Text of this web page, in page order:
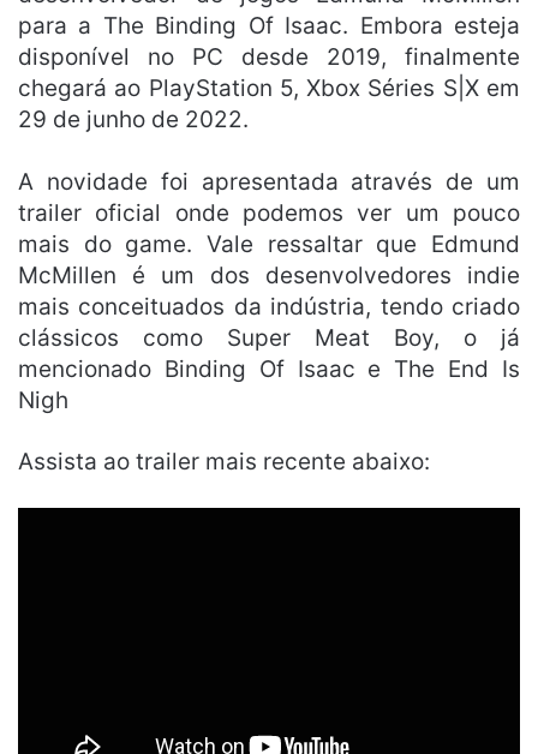
para a The Binding Of Isaac. Embora esteja
disponível no PC desde 2019, finalmente
chegará ao PlayStation 5, Xbox Séries S|X em
29 de junho de 2022.
A novidade foi apresentada através de um
trailer oficial onde podemos ver um pouco
mais do game. Vale ressaltar que Edmund
McMillen é um dos desenvolvedores indie
mais conceituados da indústria, tendo criado
clássicos como Super Meat Boy, o já
mencionado Binding Of Isaac e The End Is
Nigh
Assista ao trailer mais recente abaixo: